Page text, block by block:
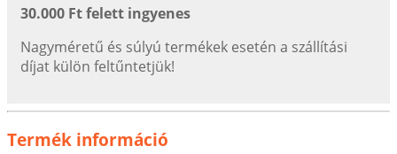
30.000 Ft felett ingyenes
Nagyméretű és súlyú termékek esetén a szállítási
díjat külön feltűntetjük!
Termék információ